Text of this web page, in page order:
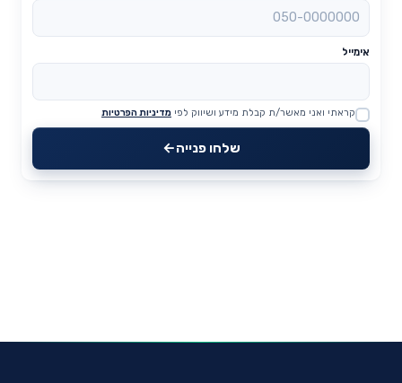
אימייל
Website
קראתי ואני מאשר/ת קבלת מידע ושיווק לפי מדיניות הפרטיות
שלחו פנייה